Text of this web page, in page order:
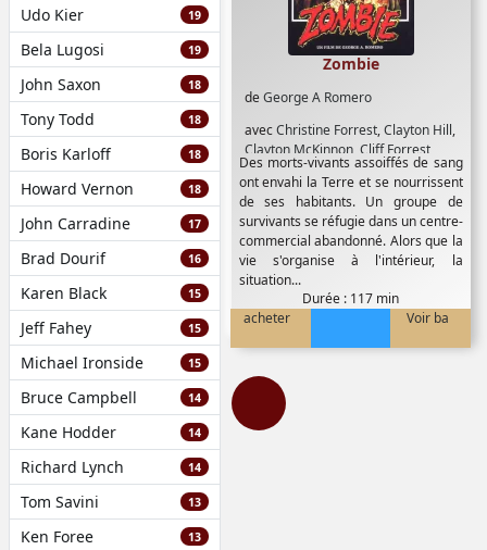
Udo Kier 19
Bela Lugosi 19
John Saxon 18
Tony Todd 18
Boris Karloff 18
Howard Vernon 18
John Carradine 17
Brad Dourif 16
Karen Black 15
Jeff Fahey 15
Michael Ironside 15
Bruce Campbell 14
Kane Hodder 14
Richard Lynch 14
Tom Savini 13
Ken Foree 13
deGeorge A Romero
avecChristine Forrest,Clayton Hill,
Clayton McKinnon, Cliff Forrest,
Daniel Dietrich,Dave Bartholomew,
Dave Hawkins,David Crawford,
David Early,David Emge ,Donna
Savini,Fred Baker,Gaylen Ross,
George A Romero,Howard Smith, J
Clifford Forrest Jr
,James A Baffico
Jay Stover
Del Gre,Jim Krut,Joe Shelby,John
Amplas
John Rice,
Joseph Pilato,Ken Foree,Larry
Maxine Lapiduss
Mike Savini
Tallo,Pam Chatfield
Zombie
Des morts-vivants assoiffés de sang
ont envahi la Terre et se nourrissent
de ses habitants. Un groupe de
survivants se réfugie dans un centre-
commercial abandonné. Alors que la
vie s'organise à l'intérieur, la
situation...
Durée : 117 min
acheter
Voir ba